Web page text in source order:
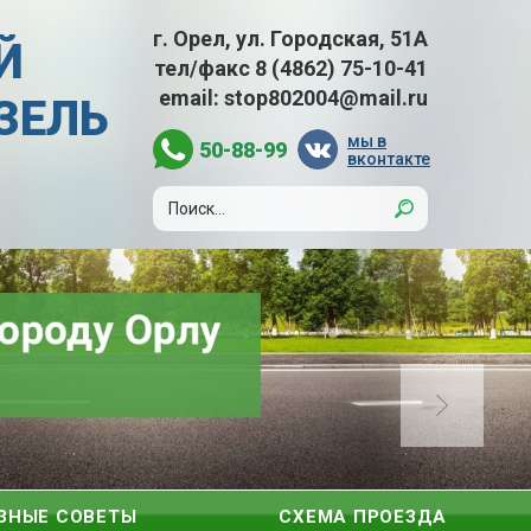
г. Орел, ул. Городская, 51А
тел/факс 8 (4862) 75-10-41
email: stop802004@mail.ru
50-88-99
мы в
вконтакте
СОВЕТЫ СХЕМА ПРОЕЗДА